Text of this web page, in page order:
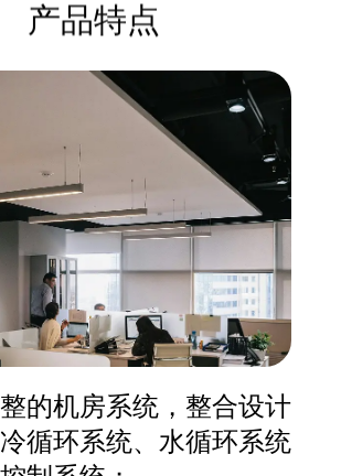
产品特点
的机房系统，整合设计
循环系统、水循环系统